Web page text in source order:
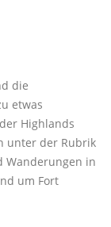
die
etwas
Highlands
unter der Rubrik
Wanderungen in
um Fort